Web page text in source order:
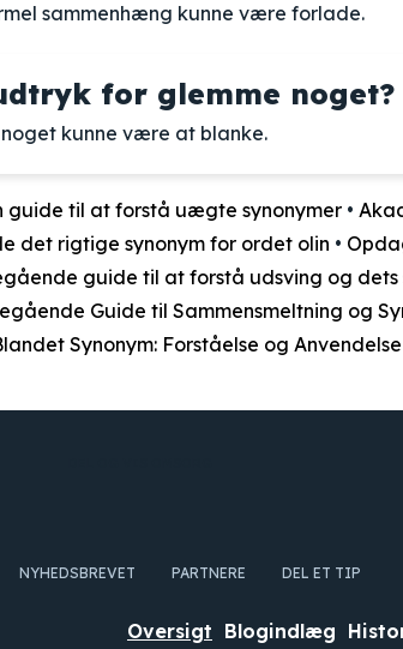
sammenhæng kunne være forlade.
for glemme noget?
kunne være at blanke.
guide til at forstå uægte synonymer •
det rigtige synonym for ordet olin •
guide til at forstå udsving og dets
Guide til Sammensmeltning og
Synonym: Forståelse og
NYHEDSBREVET PARTNERE DEL ET TIP
Oversigt Blogindlæg